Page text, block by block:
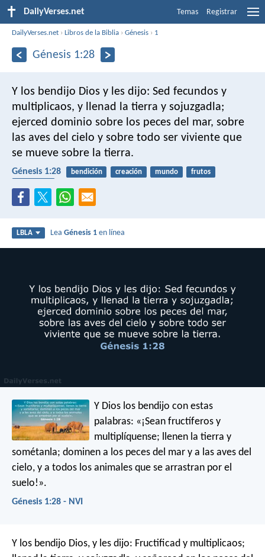
DailyVerses.net Temas Registrar
DailyVerses.net ›Libros de la Biblia ›Génesis › 1
Génesis 1:28
Y los bendijo Dios y les dijo: Sed fecundos y
multiplicaos, y llenad la tierra y sojuzgadla;
ejerced dominio sobre los peces del mar, sobre
las aves del cielo y sobre todo ser viviente que
se mueve sobre la tierra.
Génesis 1:28 bendición creación mundo
frutos
LBLA LeaGénesis 1 en línea
Y Dios los bendijo con estas
palabras: «¡Sean fructíferos y
multiplíquense; llenen la tierra y
sométanla; dominen a los peces del mar y a las aves del
cielo, y a todos los animales que se arrastran por el
suelo!».
Génesis 1:28 - NVI
Y los bendijo Dios, y les dijo: Fructificad y multiplicaos;